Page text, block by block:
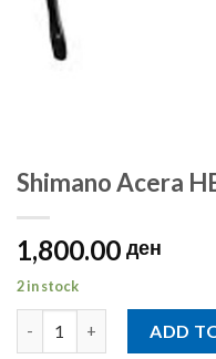
Shimano Acera
1,800.00 ден
2 in stock
ADD